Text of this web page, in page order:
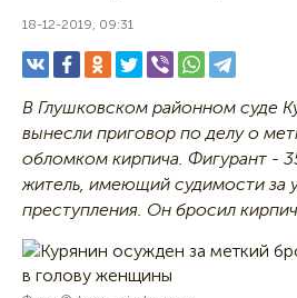
18-12-2019, 09:31
В Глушковском районном суде
вынесли приговор по делу о
обломком кирпича. Фигурант -
житель, имеющий судимости за
преступления. Он бросил